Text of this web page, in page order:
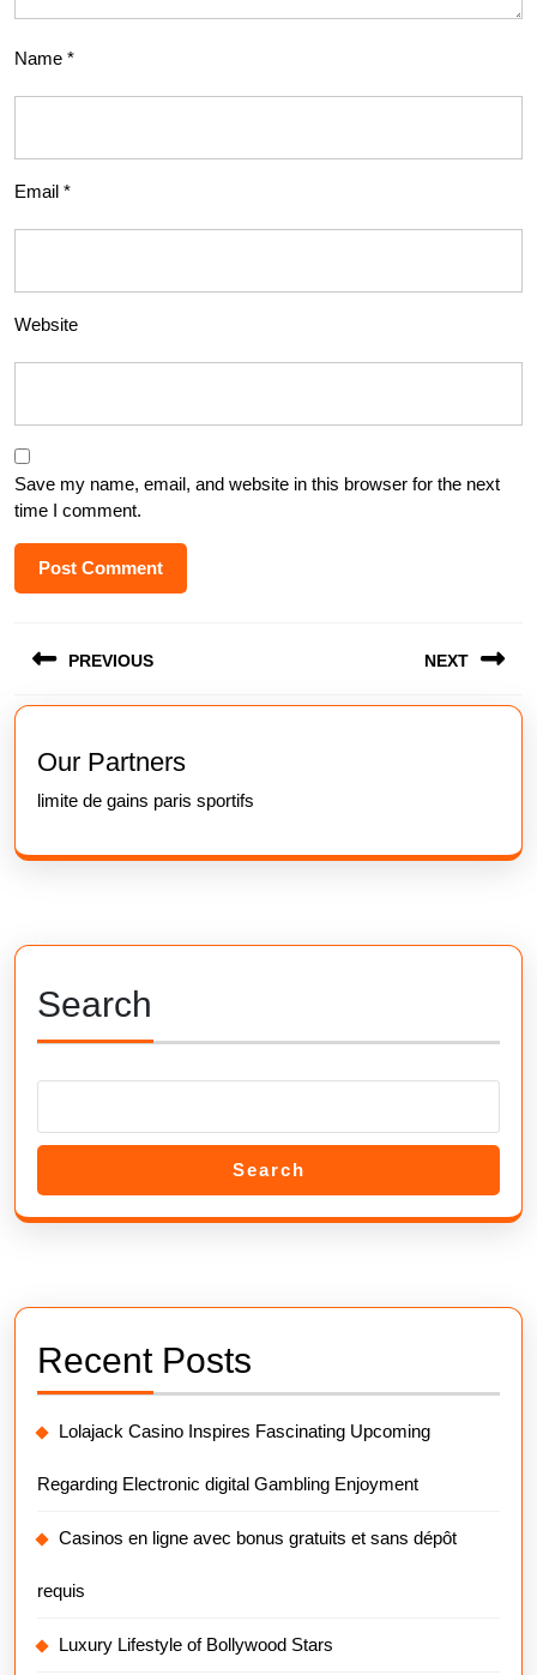
Name *
Email *
Website
Save my name, email, and website in this browser for the next
time I comment.
navigation
PREVIOUS
Previous
post:
NEXT
Our Partners
limite de gains paris sportifs
Search
Search
Recent Posts
Lolajack Casino Inspires Fascinating Upcoming
Regarding Electronic digital Gambling Enjoyment
Casinos en ligne avec bonus gratuits et sans dépôt
requis
Luxury Lifestyle of Bollywood Stars